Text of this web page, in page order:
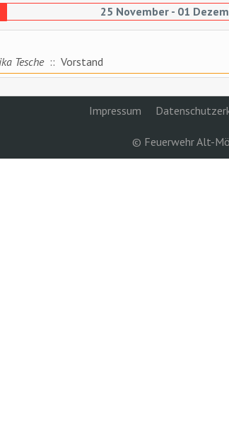
25 November - 01
Tesche:: Vorstand
Impressum
© Feuerwehr Alt-